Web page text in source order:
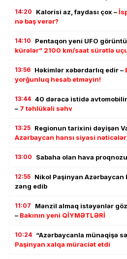
14:20 Kalorisi az, faydası çox –
nə baş verər?
14:10 Pentaqon yeni UFO
kürələr” 2100 km/saat sürətlə
13:56 Həkimlər xəbərdarlıq edir –
yorğunluq hesab etməyin!
13:44 40 dərəcə istidə
– 7 təhlükəli səhv
13:25 Regionun tarixini dəyişən
Azərbaycan hansı siyasi
13:00 Sabaha olan hava proqnozu
12:55 Nikol Paşinyan
zəng edib
11:07
Mənzil almaq istəyənlər
– Bakının yeni QİYMƏTLƏRİ
10:24 “Azərbaycanla münaqişə
Paşinyan xalqa müraciət etdi